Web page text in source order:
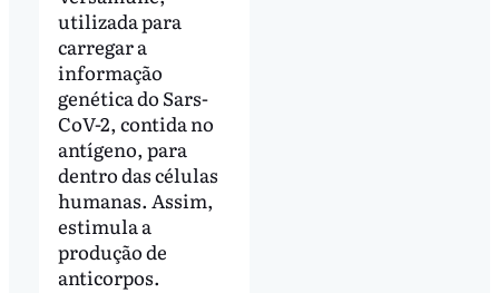
utilizada para
carregar a
informação
genética do Sars-
CoV-2, contida no
antígeno, para
dentro das células
humanas. Assim,
estimula a
produção de
anticorpos.